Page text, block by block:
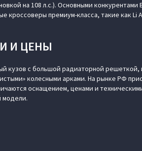
на 108 л.с.). Основными
кроссоверы премиум-класса, такие как Li
И ЦЕНЫ
кузов с большой радиаторной
колесными арками. На рынке РФ
оснащением, ценами и
модели.